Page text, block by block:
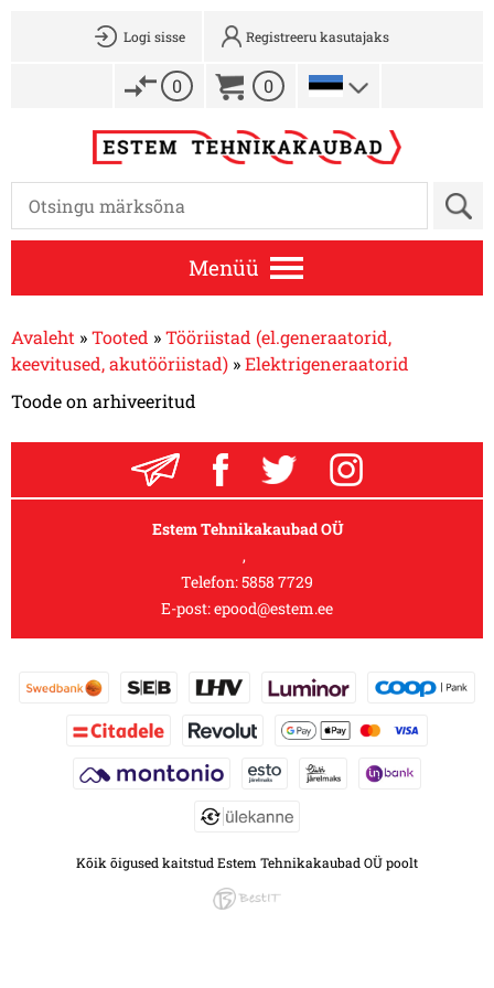
Logi sisse Registreeru kasutajaks
0 0
Menüü
Avaleht »Tooted »Tööriistad (el.generaatorid,
keevitused, akutööriistad) »Elektrigeneraatorid
Toode on arhiveeritud
Estem Tehnikakaubad OÜ
,
Telefon:5858 7729
E-post:epood@estem.ee
Kõik õigused kaitstud Estem Tehnikakaubad OÜ poolt